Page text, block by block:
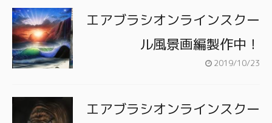
エアブラシオンラインスクー
ル風景画編製作中！
2019/10/23
エアブラシオンラインスクー